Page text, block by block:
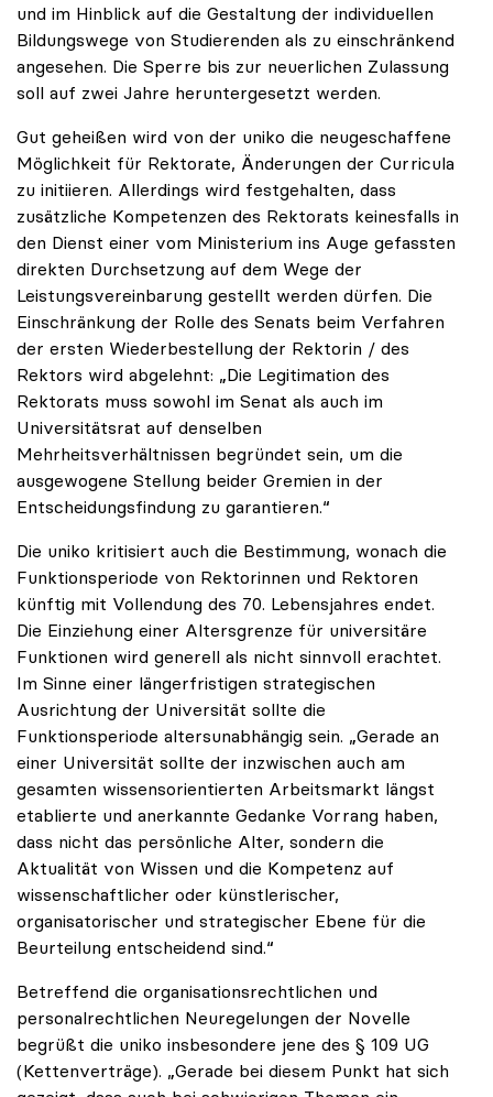
und im Hinblick auf die Gestaltung der individuellen
Bildungswege von Studierenden als zu einschränkend
angesehen. Die Sperre bis zur neuerlichen Zulassung
soll auf zwei Jahre heruntergesetzt werden.
Gut geheißen wird von der uniko die neugeschaffene
Möglichkeit für Rektorate, Änderungen der Curricula
zu initiieren. Allerdings wird festgehalten, dass
zusätzliche Kompetenzen des Rektorats keinesfalls in
den Dienst einer vom Ministerium ins Auge gefassten
direkten Durchsetzung auf dem Wege der
Leistungsvereinbarung gestellt werden dürfen. Die
Einschränkung der Rolle des Senats beim Verfahren
der ersten Wiederbestellung der Rektorin / des
Rektors wird abgelehnt: „Die Legitimation des
Rektorats muss sowohl im Senat als auch im
Universitätsrat auf denselben
Mehrheitsverhältnissen begründet sein, um die
ausgewogene Stellung beider Gremien in der
Entscheidungsfindung zu garantieren.“
Die uniko kritisiert auch die Bestimmung, wonach die
Funktionsperiode von Rektorinnen und Rektoren
künftig mit Vollendung des 70. Lebensjahres endet.
Die Einziehung einer Altersgrenze für universitäre
Funktionen wird generell als nicht sinnvoll erachtet.
Im Sinne einer längerfristigen strategischen
Ausrichtung der Universität sollte die
Funktionsperiode altersunabhängig sein. „Gerade an
einer Universität sollte der inzwischen auch am
gesamten wissensorientierten Arbeitsmarkt längst
etablierte und anerkannte Gedanke Vorrang haben,
dass nicht das persönliche Alter, sondern die
Aktualität von Wissen und die Kompetenz auf
wissenschaftlicher oder künstlerischer,
organisatorischer und strategischer Ebene für die
Beurteilung entscheidend sind.“
Betreffend die organisationsrechtlichen und
personalrechtlichen Neuregelungen der Novelle
begrüßt die uniko insbesondere jene des § 109 UG
(Kettenverträge). „Gerade bei diesem Punkt hat sich